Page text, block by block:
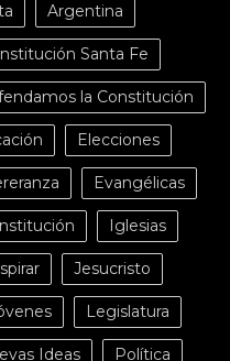
Argentina
Santa Fe
la Constitución
Elecciones
Evangélicas
Iglesias
Jesucristo
Legislatura
Ideas Política